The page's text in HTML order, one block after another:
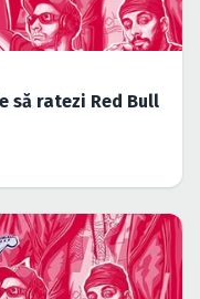
să ratezi Red Bull